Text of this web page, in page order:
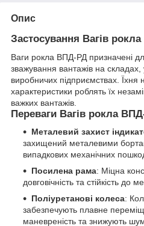
Опис
Застосування Вагів
Ваги рокла ВПД-РД призначені
зважування вантажів на складах,
виробничих підприємствах. Їхня
характеристики роблять їх
важких вантажів.
Переваги Вагів рокла
Металевий захист
захищений металевими
випадкових механічних
Посилена рама: Міцна
довговічність та стійкість до
Поліуретанові колеса:
забезпечують плавне
маневреність та знижують